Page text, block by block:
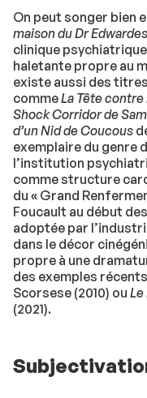
On peut songer bien
maison du Dr Edwardes
clinique
haletante propre au
existe aussi des
commeLa Tête
Shock Corridor de
d’un Nid de Coucous
exemplaire du genre
l’institution
comme structure
du « Grand
Foucault au début
adoptée par
dans le décor
propre à une
des exemples
Scorsese (2010) ou Le
(2021).